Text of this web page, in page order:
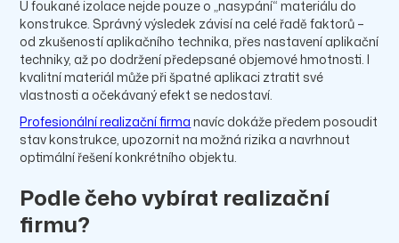
U foukané izolace nejde pouze o „nasypání“ materiálu do
konstrukce. Správný výsledek závisí na celé řadě faktorů –
od zkušeností aplikačního technika, přes nastavení aplikační
techniky, až po dodržení předepsané objemové hmotnosti. I
kvalitní materiál může při špatné aplikaci ztratit své
vlastnosti a očekávaný efekt se nedostaví.
Profesionální realizační firma navíc dokáže předem posoudit
stav konstrukce, upozornit na možná rizika a navrhnout
optimální řešení konkrétního objektu.
Podle čeho vybírat realizační
firmu?